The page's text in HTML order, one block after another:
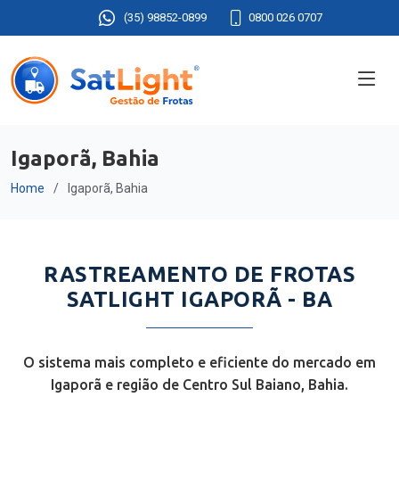
(35) 98852-0899 0800 026 0707
Igaporã, Bahia
Home Igaporã, Bahia
RASTREAMENTO DE FROTAS
SATLIGHT IGAPORÃ - BA
O sistema mais completo e eficiente do mercado em
Igaporã e região de Centro Sul Baiano, Bahia.